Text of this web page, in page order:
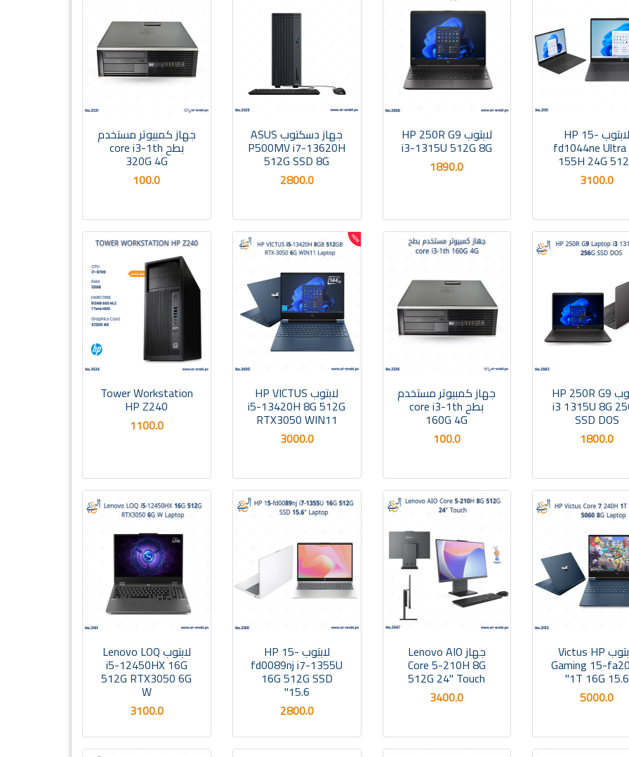
لابتوب HP 15-
fd1044ne
155H 24G
3100.0
لابتوب HP 250R G9
i3-1315U 512G 8G
1890.0
جهاز دسكتوب ASUS
P500MV i7-13620H
512G SSD 8G
2800.0
جهاز كمبيوتر مستخدم
بطح core i3-1th
320G 4G
100.0
لابتوب HP 250R G9
i3 1315U 8G
SSD DOS
1800.0
جهاز كمبيوتر مستخدم
بطح core i3-1th
160G 4G
100.0
لابتوب HP VICTUS
i5-13420H 8G 512G
RTX3050 WIN11
3000.0
Tower Workstation
HP Z240
1100.0
لابتوب Victus HP
Gaming 15-
1T 16G 15.6"
5000.0
جهاز Lenovo AIO
Core 5-210H 8G
512G 24" Touch
3400.0
لابتوب HP 15-
fd0089nj i7-1355U
16G 512G SSD
15.6"
2800.0
لابتوب Lenovo LOQ
i5-12450HX 16G
512G RTX3050 6G
W
3100.0